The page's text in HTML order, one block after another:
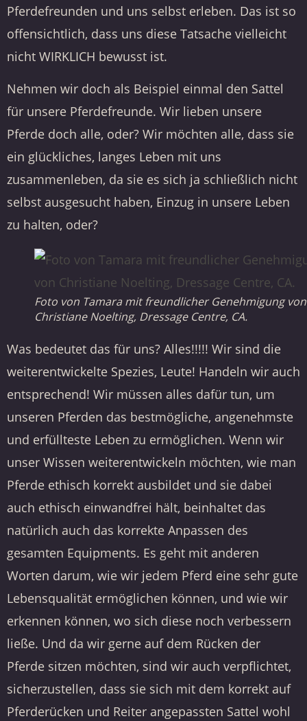
Pferdefreunden und uns selbst erleben. Das ist so
offensichtlich, dass uns diese Tatsache vielleicht
nicht WIRKLICH bewusst ist.
Nehmen wir doch als Beispiel einmal den Sattel
für unsere Pferdefreunde. Wir lieben unsere
Pferde doch alle, oder? Wir möchten alle, dass sie
ein glückliches, langes Leben mit uns
zusammenleben, da sie es sich ja schließlich nicht
selbst ausgesucht haben, Einzug in unsere Leben
zu halten, oder?
Foto von Tamara mit freundlicher Genehmigung von
Christiane Noelting, Dressage Centre, CA.
Was bedeutet das für uns? Alles!!!!! Wir sind die
weiterentwickelte Spezies, Leute! Handeln wir auch
entsprechend! Wir müssen alles dafür tun, um
unseren Pferden das bestmögliche, angenehmste
und erfüllteste Leben zu ermöglichen. Wenn wir
unser Wissen weiterentwickeln möchten, wie man
Pferde ethisch korrekt ausbildet und sie dabei
auch ethisch einwandfrei hält, beinhaltet das
natürlich auch das korrekte Anpassen des
gesamten Equipments. Es geht mit anderen
Worten darum, wie wir jedem Pferd eine sehr gute
Lebensqualität ermöglichen können, und wie wir
erkennen können, wo sich diese noch verbessern
ließe. Und da wir gerne auf dem Rücken der
Pferde sitzen möchten, sind wir auch verpflichtet,
sicherzustellen, dass sie sich mit dem korrekt auf
Pferderücken und Reiter angepassten Sattel wohl